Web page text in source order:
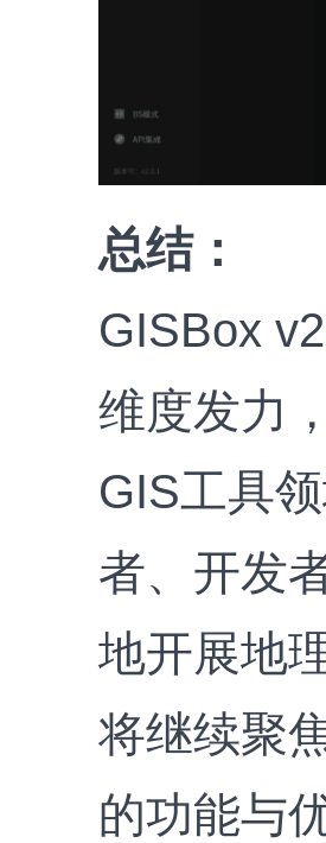
总结：
GISBox
维度发力
GIS工具
者、开发
地开展地
将继续聚
的功能与